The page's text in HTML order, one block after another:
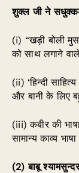
शुक्ल जी ने
(i) “खड़ी बोली
को साथ लगाने
(ii) ‘हिन्दी
और बानी के लिए
(iii) कबीर की
सामान्य काव्य
(2)बाबू